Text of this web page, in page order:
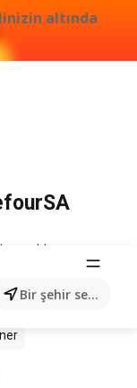
altında
Bir şehir seçin